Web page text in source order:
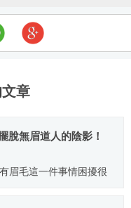
章
脫無眉道人的陰影！
眉毛這一件事情困擾很